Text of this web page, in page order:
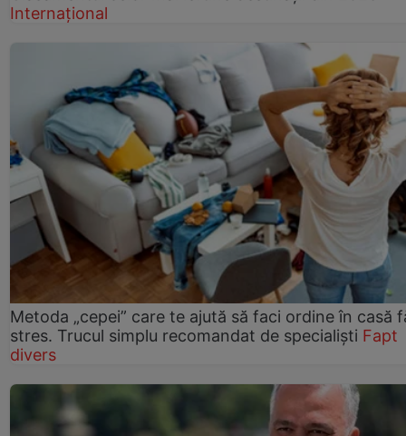
Internațional
Metoda „cepei” care te ajută să faci ordine în casă
stres. Trucul simplu recomandat de specialiști Fapt
divers